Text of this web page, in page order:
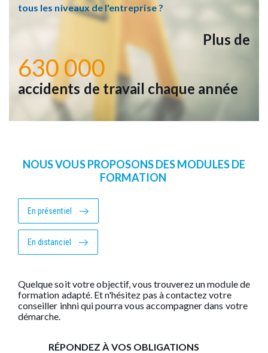
tous les niveaux de l'entreprise ?
Plus de
630 000
accidents de travail chaque année
NOUS VOUS PROPOSONS DES MODULES DE
FORMATION
En présentiel
En distanciel
Quelque soit votre objectif, vous trouverez un module de
formation adapté. Et n'hésitez pas à contactez votre
conseiller inhni qui pourra vous accompagner dans votre
démarche.
RÉPONDEZ À VOS OBLIGATIONS